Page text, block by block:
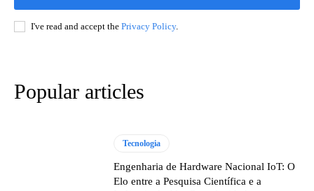
I've read and accept the Privacy Policy.
Popular articles
Tecnologia
Engenharia de Hardware Nacional IoT: O
Elo entre a Pesquisa Científica e a